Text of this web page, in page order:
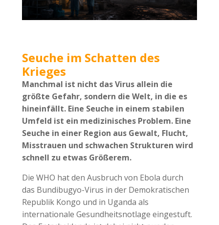
Seuche im Schatten des
Krieges
Manchmal ist nicht das Virus allein die
größte Gefahr, sondern die Welt, in die es
hineinfällt. Eine Seuche in einem stabilen
Umfeld ist ein medizinisches Problem. Eine
Seuche in einer Region aus Gewalt, Flucht,
Misstrauen und schwachen Strukturen wird
schnell zu etwas Größerem.
Die WHO hat den Ausbruch von Ebola durch
das Bundibugyo-Virus in der Demokratischen
Republik Kongo und in Uganda als
internationale Gesundheitsnotlage eingestuft.